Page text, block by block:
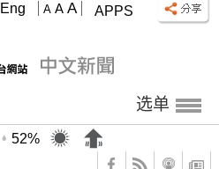
APPS
A A A
Eng
选单
52%